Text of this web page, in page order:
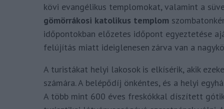
kövi evangélikus templomokat, valamint a
gömörrákosi katolikus templom
időpontokban előzetes időpont egyeztetése
felújítás miatt ideiglenesen zárva van a
A turistákat helyi lakosok is elkísérik, akik
számára. A belépődíj önkéntes, és a helyi
A több mint 600 éves freskókkal díszített